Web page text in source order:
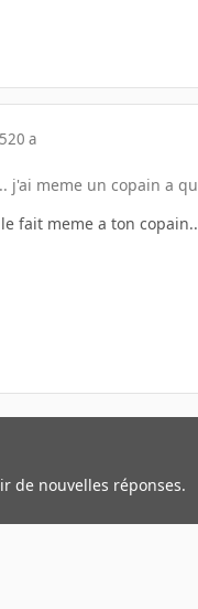
20 a
j'ai meme un copain a
fait meme a ton
de nouvelles réponses.